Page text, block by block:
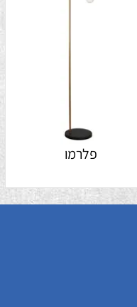
פלרמו